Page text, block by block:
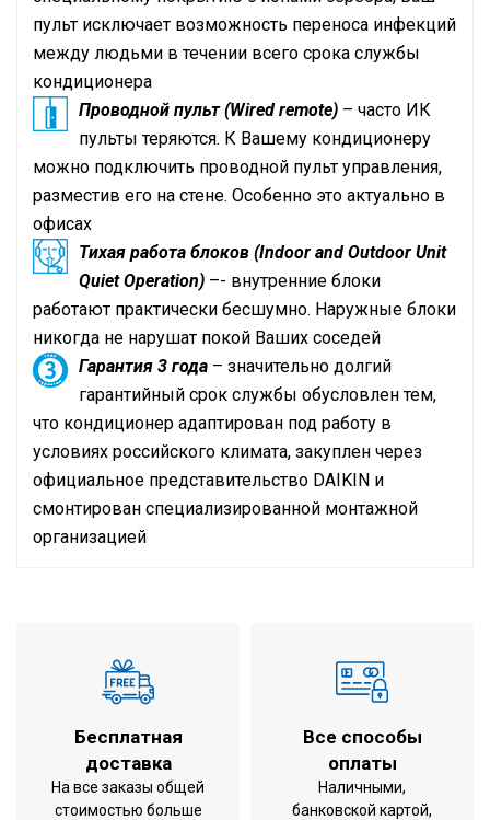
пульт исключает возможность переноса инфекций
между людьми в течении всего срока службы
кондиционера
Проводной пульт (Wired remote) – часто ИК
пульты теряются. К Вашему кондиционеру
можно подключить проводной пульт управления,
разместив его на стене. Особенно это актуально в
офисах
Тихая работа блоков (Indoor and Outdoor Unit
Quiet Operation) –- внутренние блоки
работают практически бесшумно. Наружные блоки
никогда не нарушат покой Ваших соседей
Гарантия 3 года – значительно долгий
гарантийный срок службы обусловлен тем,
что кондиционер адаптирован под работу в
условиях российского климата, закуплен через
официальное представительство DAIKIN и
смонтирован специализированной монтажной
организацией
Режим работы
обогрев
Холодопроизводительность
14,0 кВт
Теплопроизводительность
16,0 кВт
Потребляемая мощность (
охлаждение )
195 Вт
Бесплатная
доставка
На все заказы общей
стоимостью больше
Все способы
оплаты
Наличными,
банковской картой,